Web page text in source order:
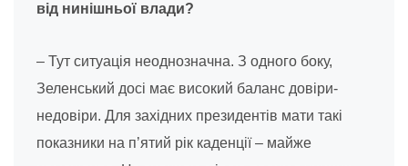
від нинішньої влади?
– Тут ситуація неоднозначна. З одного боку,
Зеленський досі має високий баланс довіри-
недовіри. Для західних президентів мати такі
показники на п’ятий рік каденції – майже